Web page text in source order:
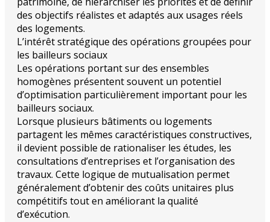
des objectifs réalistes et adaptés aux usages réels
des logements.
L’intérêt stratégique des opérations groupées pour
les bailleurs sociaux
Les opérations portant sur des ensembles
homogènes présentent souvent un potentiel
d’optimisation particulièrement important pour les
bailleurs sociaux.
Lorsque plusieurs bâtiments ou logements
partagent les mêmes caractéristiques constructives,
il devient possible de rationaliser les études, les
consultations d’entreprises et l’organisation des
travaux. Cette logique de mutualisation permet
généralement d’obtenir des coûts unitaires plus
compétitifs tout en améliorant la qualité
d’exécution.